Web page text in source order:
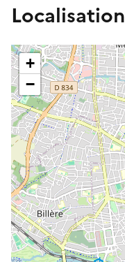
Localisation
+
−